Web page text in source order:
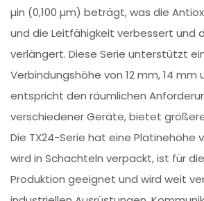
µin (0,100 µm) beträgt, was die
und die Leitfähigkeit verbessert und
verlängert. Diese Serie unterstützt
Verbindungshöhe von 12 mm, 14 mm
entspricht den räumlichen
verschiedener Geräte, bietet
Die TX24-Serie hat eine Platinehöhe
wird in Schachteln verpackt, ist für
Produktion geeignet und wird weit